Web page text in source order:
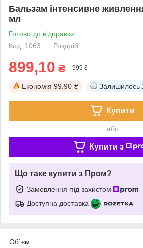
Бальзам інтенсивне
мл
Готово до відправки
Код: 1063
Роздріб
899,10 ₴ 999 ₴
Економія 99.90 ₴ Залишилось
Купити
або
Купити з
Що таке купити з Пром?
Замовлення під захистом
Доступна доставка
Об`єм